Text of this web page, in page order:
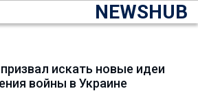
NEWSHUB
искать новые идеи
войны в Украине